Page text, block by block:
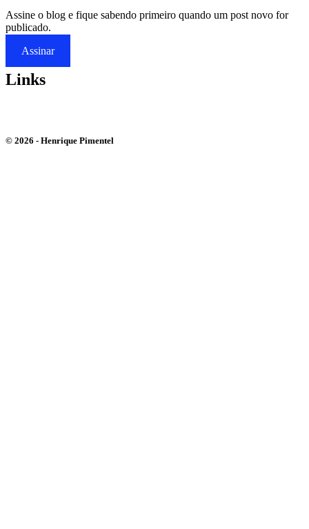
Assine o blog e fique sabendo primeiro quando um post novo for
publicado.
Assinar
Links
© 2026 - Henrique Pimentel